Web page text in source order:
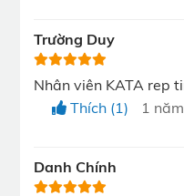
Chế độ tập luyện
Trường Duy
Nhân viên KATA rep
Thích (1)
1
Danh Chính